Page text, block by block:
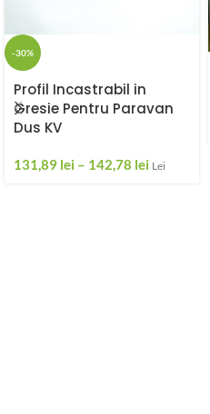
-30%
Profil Incastrabil in
Gresie Pentru Paravan
Dus KV
131,89 lei – 142,78 lei Lei